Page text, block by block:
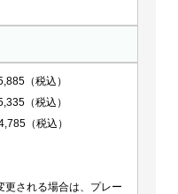
（税込）
（税込）
（税込）
更される場合は、プレー